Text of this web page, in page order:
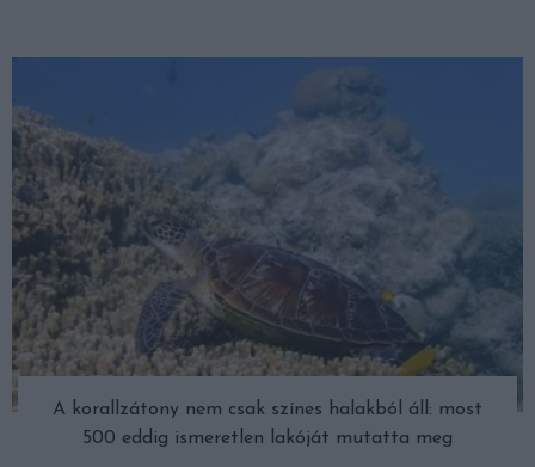
A korallzátony nem csak színes halakból áll: most
500 eddig ismeretlen lakóját mutatta meg